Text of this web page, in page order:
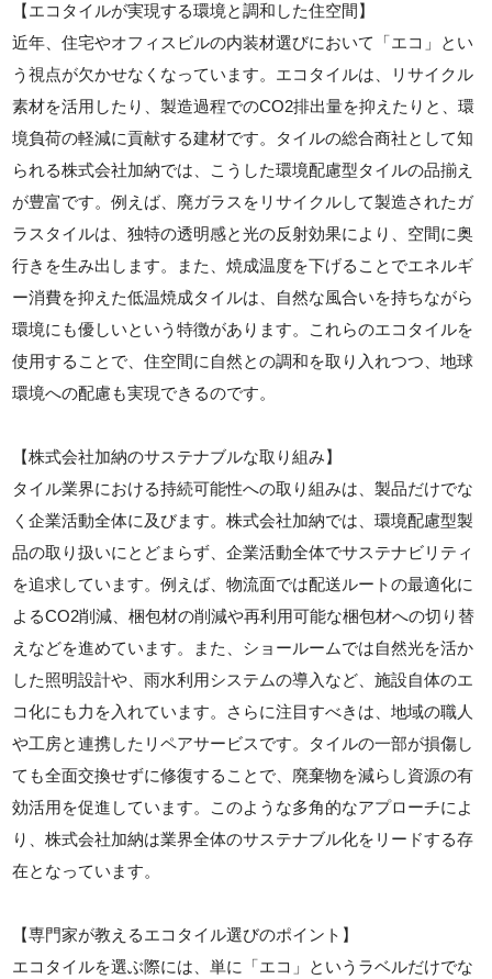
【エコタイルが実現する環境と調和した住空間】
近年、住宅やオフィスビルの内装材選びにおいて「エコ」とい
う視点が欠かせなくなっています。エコタイルは、リサイクル
素材を活用したり、製造過程でのCO2排出量を抑えたりと、環
境負荷の軽減に貢献する建材です。タイルの総合商社として知
られる株式会社加納では、こうした環境配慮型タイルの品揃え
が豊富です。例えば、廃ガラスをリサイクルして製造されたガ
ラスタイルは、独特の透明感と光の反射効果により、空間に奥
行きを生み出します。また、焼成温度を下げることでエネルギ
ー消費を抑えた低温焼成タイルは、自然な風合いを持ちながら
環境にも優しいという特徴があります。これらのエコタイルを
使用することで、住空間に自然との調和を取り入れつつ、地球
環境への配慮も実現できるのです。
【株式会社加納のサステナブルな取り組み】
タイル業界における持続可能性への取り組みは、製品だけでな
く企業活動全体に及びます。株式会社加納では、環境配慮型製
品の取り扱いにとどまらず、企業活動全体でサステナビリティ
を追求しています。例えば、物流面では配送ルートの最適化に
よるCO2削減、梱包材の削減や再利用可能な梱包材への切り替
えなどを進めています。また、ショールームでは自然光を活か
した照明設計や、雨水利用システムの導入など、施設自体のエ
コ化にも力を入れています。さらに注目すべきは、地域の職人
や工房と連携したリペアサービスです。タイルの一部が損傷し
ても全面交換せずに修復することで、廃棄物を減らし資源の有
効活用を促進しています。このような多角的なアプローチによ
り、株式会社加納は業界全体のサステナブル化をリードする存
在となっています。
【専門家が教えるエコタイル選びのポイント】
エコタイルを選ぶ際には、単に「エコ」というラベルだけでな